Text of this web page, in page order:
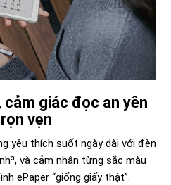
cảm giác đọc an yên
vẹn
yêu thích suốt ngày dài với đèn
và cảm nhận từng sắc màu
ePaper “giống giấy thật”.